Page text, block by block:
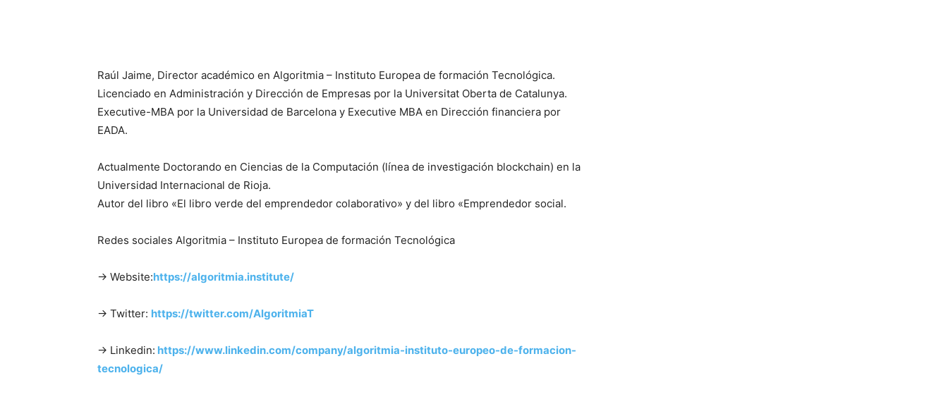
Raúl Jaime, Director académico en Algoritmia – Instituto Europea de formación Tecnológica.
Licenciado en Administración y Dirección de Empresas por la Universitat Oberta de Catalunya.
Executive-MBA por la Universidad de Barcelona y Executive MBA en Dirección financiera por
EADA.
Actualmente Doctorando en Ciencias de la Computación (línea de investigación blockchain) en la
Universidad Internacional de Rioja.
Autor del libro «El libro verde del emprendedor colaborativo» y del libro «Emprendedor social.
Redes sociales Algoritmia – Instituto Europea de formación Tecnológica
→ Website:https://algoritmia.institute/​
→ Twitter: https://twitter.com/AlgoritmiaT
→ Linkedin: https://www.linkedin.com/company/algoritmia-instituto-europeo-de-formacion-
tecnologica/